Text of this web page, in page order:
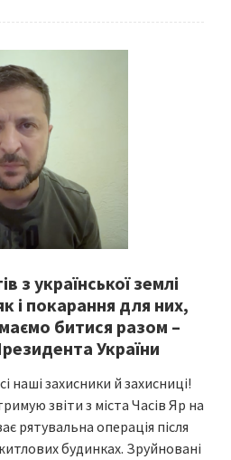
з української землі
і покарання для них,
битися разом –
України
наші захисники й захисниці!
звіти з міста Часів Яр на
рятувальна операція після
будинках. Зруйновані